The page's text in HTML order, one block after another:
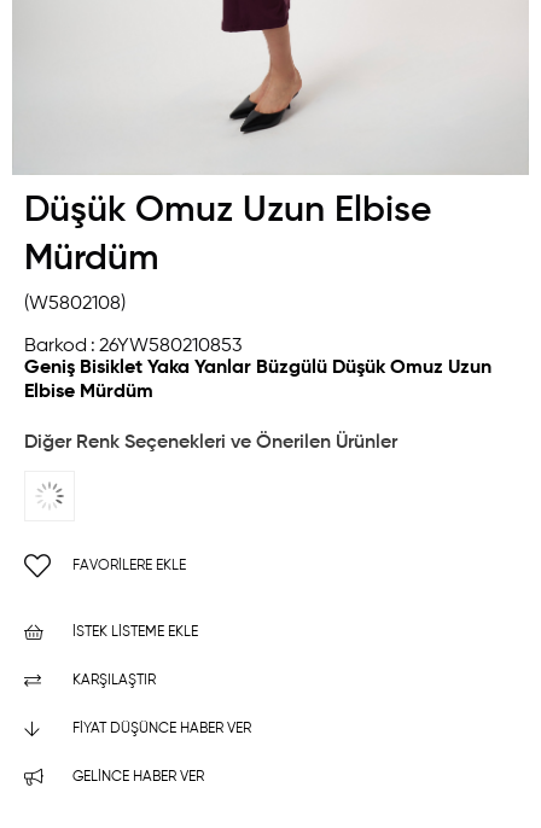
Düşük Omuz Uzun Elbise
Mürdüm
(W5802108)
Barkod : 26YW580210853
Geniş Bisiklet Yaka Yanlar Büzgülü Düşük Omuz Uzun
Elbise Mürdüm
Diğer Renk Seçenekleri ve Önerilen Ürünler
FAVORILERE EKLE
İSTEK LISTEME EKLE
KARŞILAŞTIR
FIYAT DÜŞÜNCE HABER VER
GELINCE HABER VER